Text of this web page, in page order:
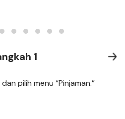
1
pilih menu “Pinjaman.”